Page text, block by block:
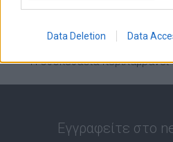
Data Deletion Data
Κάλυμμα TPS απο
Η συσκευασία
Εγγραφείτε στο